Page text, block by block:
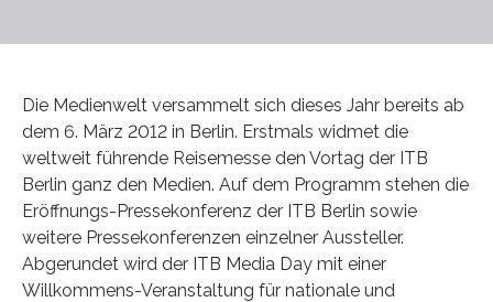
Die Medienwelt versammelt sich dieses Jahr bereits ab
dem 6. März 2012 in Berlin. Erstmals widmet die
weltweit führende Reisemesse den Vortag der ITB
Berlin ganz den Medien. Auf dem Programm stehen die
Eröffnungs-Pressekonferenz der ITB Berlin sowie
weitere Pressekonferenzen einzelner Aussteller.
Abgerundet wird der ITB Media Day mit einer
Willkommens-Veranstaltung für nationale und